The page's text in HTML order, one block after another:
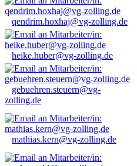
qendrim.hoxhaj@vg-zolling.de
heike.huber@vg-zolling.de
gebuehren.steuern@vg-
zolling.de
mathias.kern@vg-zolling.de